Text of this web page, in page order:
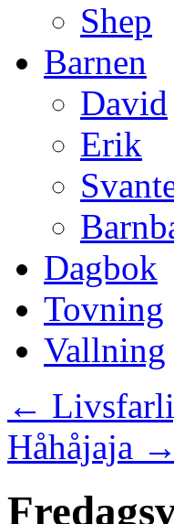
Shep
Barnen
David
Erik
Dagbok
Tovning
Vallning
←
Håhåjaja →